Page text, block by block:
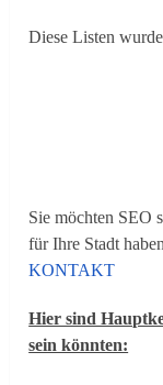
Diese Listen
Sie möchten SEO
für Ihre Stadt
KONTAKT
Hier sind
sein könnten: